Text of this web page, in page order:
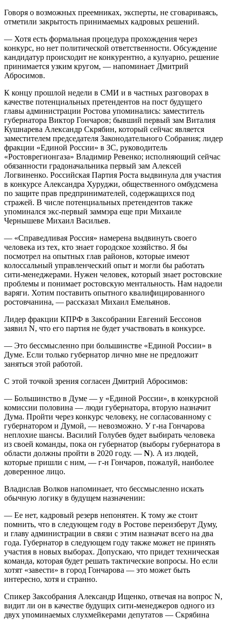
Говоря о возможных преемниках, эксперты, не сговариваясь,
отметили закрытость принимаемых кадровых решений.
— Хотя есть формальная процедура прохождения через
конкурс, но нет политической ответственности. Обсуждение
кандидатур происходит не конкурентно, а кулуарно, решение
принимается узким кругом, — напоминает Дмитрий
Абросимов.
К концу прошлой недели в СМИ и в частных разговорах в
качестве потенциальных претендентов на пост будущего
главы администрации Ростова упоминались: заместитель
губернатора Виктор Гончаров; бывший первый зам Виталия
Кушнарева Александр Скрябин, который сейчас является
заместителем председателя Законодательного Собрания; лидер
фракции «Единой России» в ЗС, руководитель
«Ростоврегионгаза» Владимир Ревенко; исполняющий сейчас
обязанности градоначальника первый зам Алексей
Логвиненко. Российская Партия Роста выдвинула для участия
в конкурсе Александра Хуруджи, общественного омбудсмена
по защите прав предпринимателей, содержащихся под
стражей. В числе потенциальных претендентов также
упоминался экс-первый заммэра еще при Михаиле
Чернышеве Михаил Васильев.
— «Справедливая Россия» намерена выдвинуть своего
человека из тех, кто знает городское хозяйство. Я бы
посмотрел на опытных глав районов, которые имеют
колоссальный управленческий опыт и могли бы работать
сити-менеджерами. Нужен человек, который знает ростовские
проблемы и понимает ростовскую ментальность. Нам надоели
варяги. Хотим поставить опытного квалифицированного
ростовчанина, — рассказал Михаил Емельянов.
Лидер фракции КПРФ в Заксобрании Евгений Бессонов
заявил N, что его партия не будет участвовать в конкурсе.
— Это бессмысленно при большинстве «Единой России» в
Думе. Если только губернатор лично мне не предложит
заняться этой работой.
С этой точкой зрения согласен Дмитрий Абросимов:
— Большинство в Думе — у «Единой России», в конкурсной
комиссии половина — люди губернатора, вторую назначит
Дума. Пройти через конкурс человеку, не согласованному с
губернатором и Думой, — невозможно. У г-на Гончарова
неплохие шансы. Василий Голубев будет выбирать человека
из своей команды, пока он губернатор (выборы губернатора в
области должны пройти в 2020 году. — N). А из людей,
которые пришли с ним, — г-н Гончаров, пожалуй, наиболее
доверенное лицо.
Владислав Волков напоминает, что бессмысленно искать
обычную логику в будущем назначении:
— Ее нет, кадровый резерв непонятен. К тому же стоит
помнить, что в следующем году в Ростове переизберут Думу,
и главу администрации в связи с этим назначат всего на два
года. Губернатор в следующем году также может не принять
участия в новых выборах. Допускаю, что придет техническая
команда, которая будет решать тактические вопросы. Но если
хотят «завести» в город Гончарова — это может быть
интересно, хотя и странно.
Спикер Заксобрания Александр Ищенко, отвечая на вопрос N,
видит ли он в качестве будущих сити-менеджеров одного из
двух упоминаемых слухмейкерами депутатов — Скрябина